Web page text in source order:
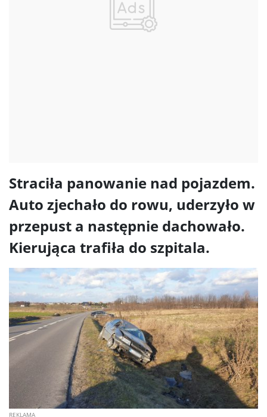
Straciła panowanie nad pojazdem.
Auto zjechało do rowu, uderzyło w
przepust a następnie dachowało.
Kierująca trafiła do szpitala.